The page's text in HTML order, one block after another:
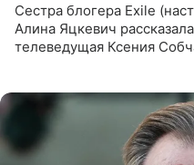
Сестра блогера Exile
Алина Яцкевич
телеведущая Ксения